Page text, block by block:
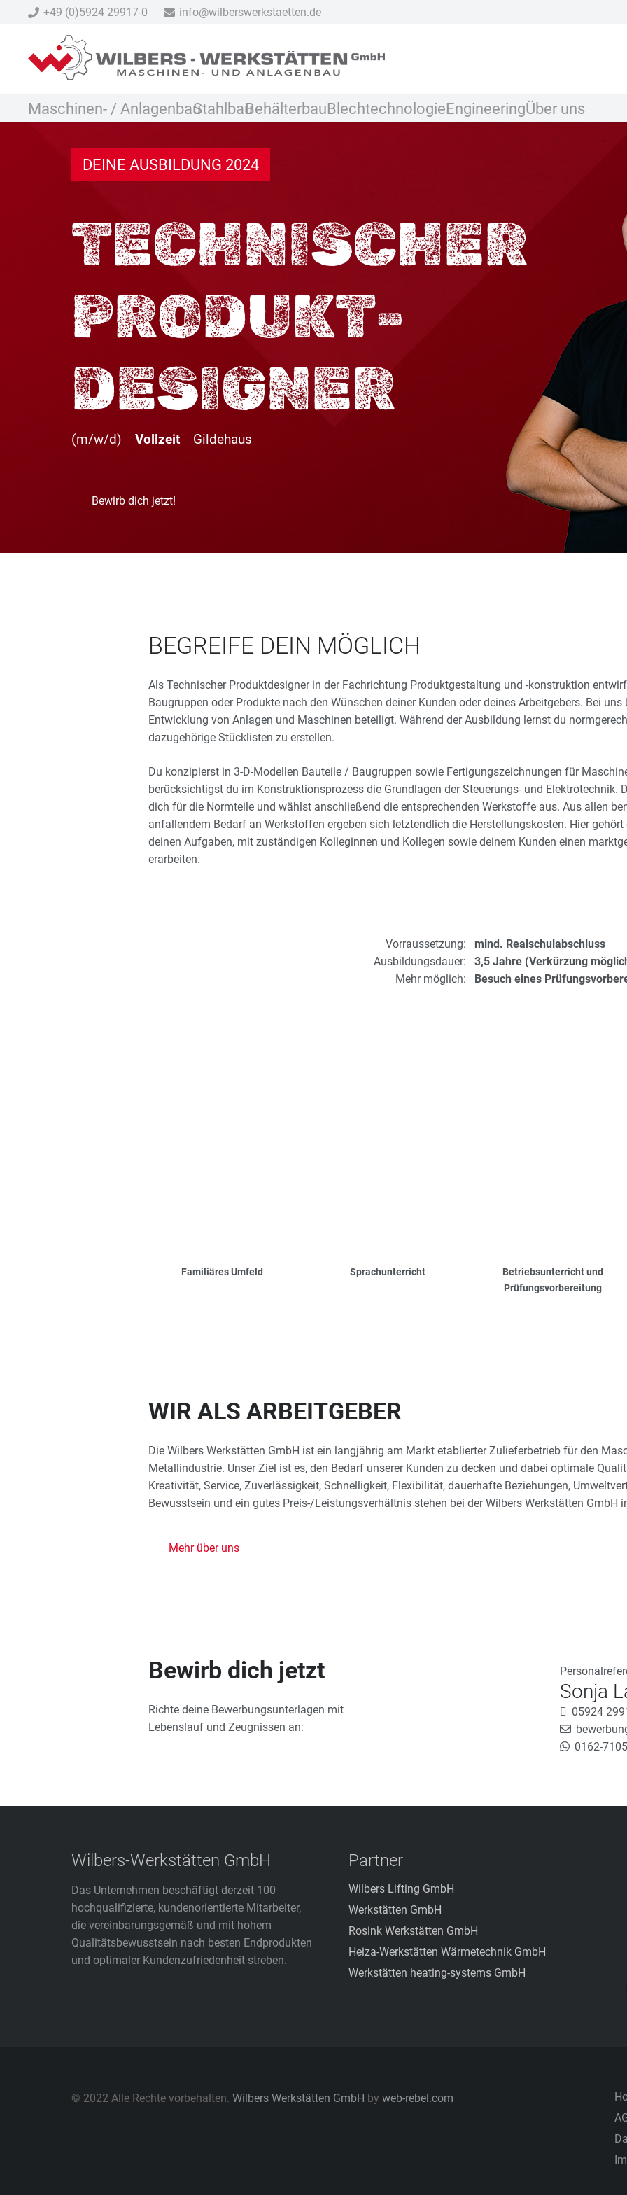
+49 (0)5924 29917-0 info@wilberswerkstaetten.de
Maschinen- / AnlagenbauStahlbauBehälterbauBlechtechnologieEngineeringÜber uns
DEINE AUSBILDUNG 2024
TECHNISCHER
PRODUKT­
DESIGNER
(m/w/d) Vollzeit Gildehaus
Bewirb dich jetzt!
BEGREIFE DEIN MÖGLICH
Als Technischer Produktdesigner in der Fachrichtung Produktgestaltung und -konstruktion
Baugruppen oder Produkte nach den Wünschen deiner Kunden oder deines Arbeitgebers. Bei
Entwicklung von Anlagen und Maschinen beteiligt. Während der Ausbildung lernst du
dazugehörige Stücklisten zu erstellen.
Du konzipierst in 3-D-Modellen Bauteile / Baugruppen sowie Fertigungszeichnungen für
berücksichtigst du im Konstruktionsprozess die Grundlagen der Steuerungs- und Elektrotechnik.
dich für die Normteile und wählst anschließend die entsprechenden Werkstoffe aus. Aus allen
anfallendem Bedarf an Werkstoffen ergeben sich letztendlich die Herstellungskosten. Hier
deinen Aufgaben, mit zuständigen Kolleginnen und Kollegen sowie deinem Kunden einen
erarbeiten.
Vorraussetzung:
mind. Realschulabschluss
Ausbildungsdauer:
3,5 Jahre (Verkürzung
Mehr möglich:
Besuch eines
Familiäres Umfeld Sprachunterricht
Betriebsunterricht und
Prüfungs­vorbereitung
WIR ALS ARBEITGEBER
Die Wilbers Werkstätten GmbH ist ein langjährig am Markt etablierter Zulieferbetrieb für den
Metallindustrie. Unser Ziel ist es, den Bedarf unserer Kunden zu decken und dabei optimale
Kreativität, Service, Zuverlässigkeit, Schnelligkeit, Flexibilität, dauerhafte Beziehungen,
Bewusstsein und ein gutes Preis-/Leistungsverhältnis stehen bei der Wilbers Werkstätten GmbH
Mehr über uns
Bewirb dich jetzt
Richte deine Bewerbungsunterlagen mit
Lebenslauf und Zeugnissen an:
Sonja
05924
0162-
Wilbers-Werkstätten GmbH
Das Unternehmen beschäftigt derzeit 100
hochqualifizierte, kundenorientierte Mitarbeiter,
die vereinbarungsgemäß und mit hohem
Qualitätsbewusstsein nach besten Endprodukten
und optimaler Kundenzufriedenheit streben.
Partner
Wilbers Lifting GmbH
Werkstätten GmbH
Rosink Werkstätten GmbH
Heiza-Werkstätten Wärmetechnik GmbH
Werkstätten heating-systems GmbH
© 2022 Alle Rechte vorbehalten. Wilbers Werkstätten GmbH by web-rebel.com